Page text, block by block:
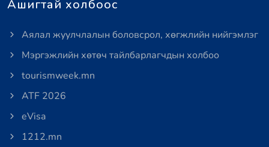
Ашигтай холбоос
Аялал жуулчлалын боловсрол, хөгжлийн нийгэмлэг
Мэргэжлийн хөтөч тайлбарлагчдын холбоо
tourismweek.mn
ATF 2026
eVisa
1212.mn